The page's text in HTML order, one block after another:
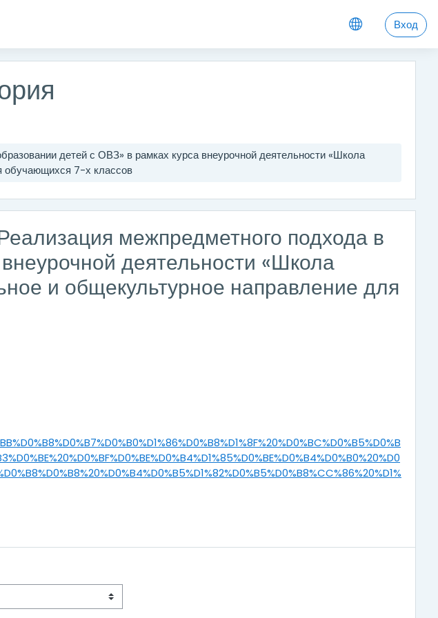
Вход
детей с ОВЗ» в рамках курса внеурочной деятельности «Школа
обучающихся 7-х классов
межпредметного подхода в
деятельности «Школа
и общекультурное направление для